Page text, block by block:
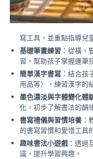
寫工具，並重點指導兒
基礎筆畫練習 ：從橫
習，幫助孩子掌握運筆
簡單漢字書寫 ：結合
用品等），練習漢字的
墨色濃淡與字體變化體
化，初步了解書法的韻
書寫禮儀與習慣培養
的書寫習慣和愛惜工具
趣味書法小遊戲 ：透過
識，提升學習興趣。